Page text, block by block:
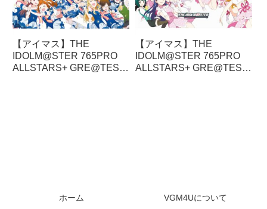
【アイマス】THE
IDOLM@STER 765PRO
ALLSTARS+ GRE@TEST
【アイマス】THE
IDOLM@STER 765PRO
ALLSTARS+ GRE@TEST
ホーム
VGM4Uについて